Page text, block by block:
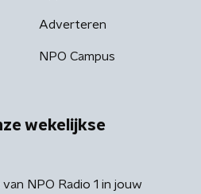
Adverteren
NPO Campus
wekelijkse
NPO Radio 1 in jouw